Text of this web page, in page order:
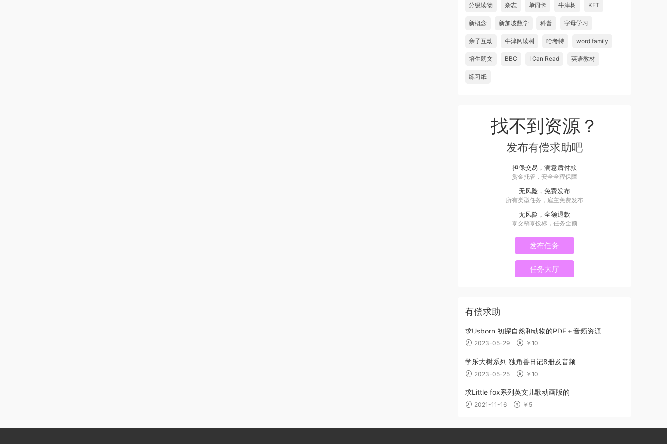
分级读物 杂志 单词卡 牛津树 KET
新概念 新加坡数学 科普 字母学习
亲子互动 牛津阅读树 哈考特 word family
培生朗文 BBC I Can Read 英语教材
练习纸
找不到资源？
发布有偿求助吧
担保交易，满意后付款
赏金托管，安全全程保障
无风险，免费发布
所有类型任务，雇主免费发布
无风险，全额退款
零交稿零投标，任务全额
发布任务
任务大厅
有偿求助
求Usborn 初探自然和动物的PDF＋音频资源
2023-05-29 ￥10
学乐大树系列 独角兽日记8册及音频
2023-05-25 ￥10
求Little fox系列英文儿歌动画版的
2021-11-16 ￥5